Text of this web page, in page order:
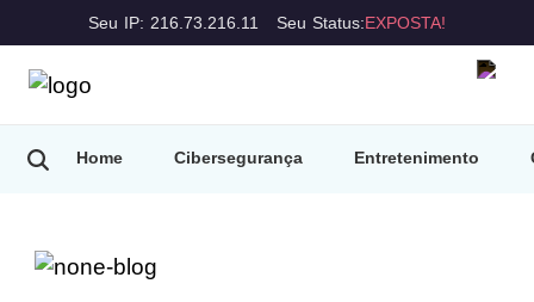
Seu IP: 216.73.216.11 Seu Status:EXPOSTA!
Home Cibersegurança Entretenimento